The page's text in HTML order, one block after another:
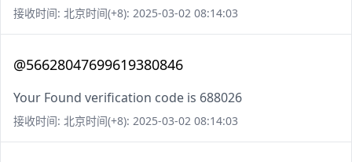
接收时间: 北京时间(+8): 2025-03-02 08:14:03
@56628047699619380846
Your Found verification code is 688026
接收时间: 北京时间(+8): 2025-03-02 08:14:03